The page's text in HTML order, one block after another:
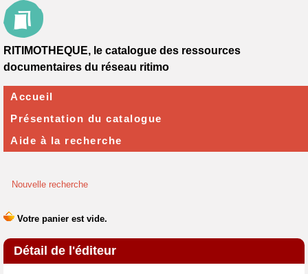
Nouvelle recherche
Détail de l'éditeur
RITIMOTHEQUE, le catalogue des ressources
documentaires du réseau ritimo
Accueil
Présentation du catalogue
Aide à la recherche